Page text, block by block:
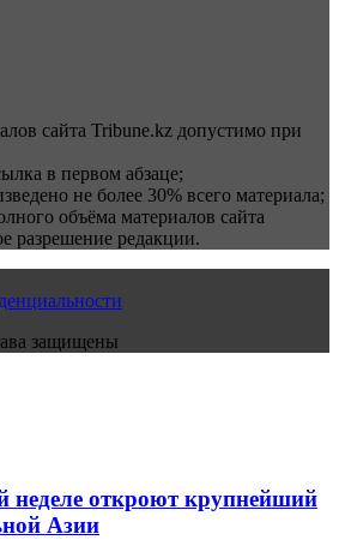
сайта Tribune.kz допустимо при
в первом абзаце;
не более 30% всего материала;
объёма материалов сайта
разрешение редакции.
защищены
неделе откроют крупнейший
Азии